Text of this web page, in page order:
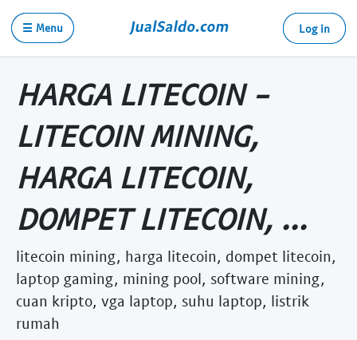
☰ Menu Log in
HARGA LITECOIN -
LITECOIN MINING,
HARGA LITECOIN,
DOMPET LITECOIN, ...
litecoin mining, harga litecoin, dompet litecoin,
laptop gaming, mining pool, software mining,
cuan kripto, vga laptop, suhu laptop, listrik
rumah